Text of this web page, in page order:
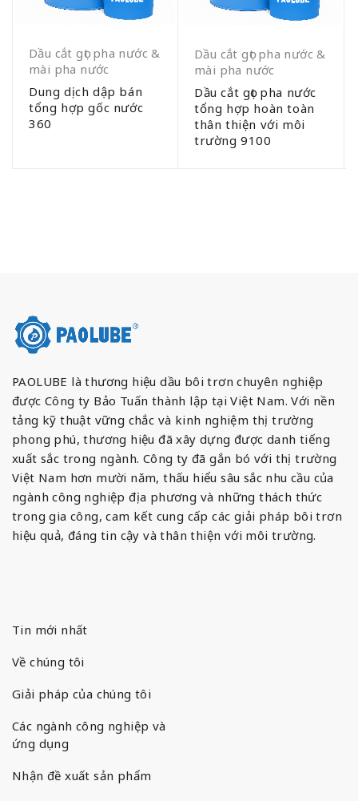
Dầu cắt gọt pha nước &
mài pha nước
Dung dịch dập bán
tổng hợp gốc nước
360
Dầu cắt gọt pha nước &
mài pha nước
Dầu cắt gọt pha nước
tổng hợp hoàn toàn
thân thiện với môi
trường 9100
PAOLUBE là thương hiệu dầu bôi trơn chuyên nghiệp
được Công ty Bảo Tuấn thành lập tại Việt Nam. Với nền
tảng kỹ thuật vững chắc và kinh nghiệm thị trường
phong phú, thương hiệu đã xây dựng được danh tiếng
xuất sắc trong ngành. Công ty đã gắn bó với thị trường
Việt Nam hơn mười năm, thấu hiểu sâu sắc nhu cầu của
ngành công nghiệp địa phương và những thách thức
trong gia công, cam kết cung cấp các giải pháp bôi trơn
hiệu quả, đáng tin cậy và thân thiện với môi trường.
Tin mới nhất
Về chúng tôi
Giải pháp của chúng tôi
Các ngành công nghiệp và
ứng dụng
Nhận đề xuất sản phẩm